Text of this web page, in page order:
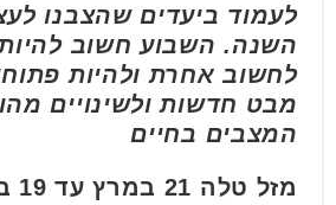
לעמוד ביעדים שהצבנו
השנה. השבוע חשוב להיות
לחשוב אחרת ולהיות
מבט חדשות ולשינויים
המצבים בחיים
מזל טלה 21 במרץ עד 19 באפריל